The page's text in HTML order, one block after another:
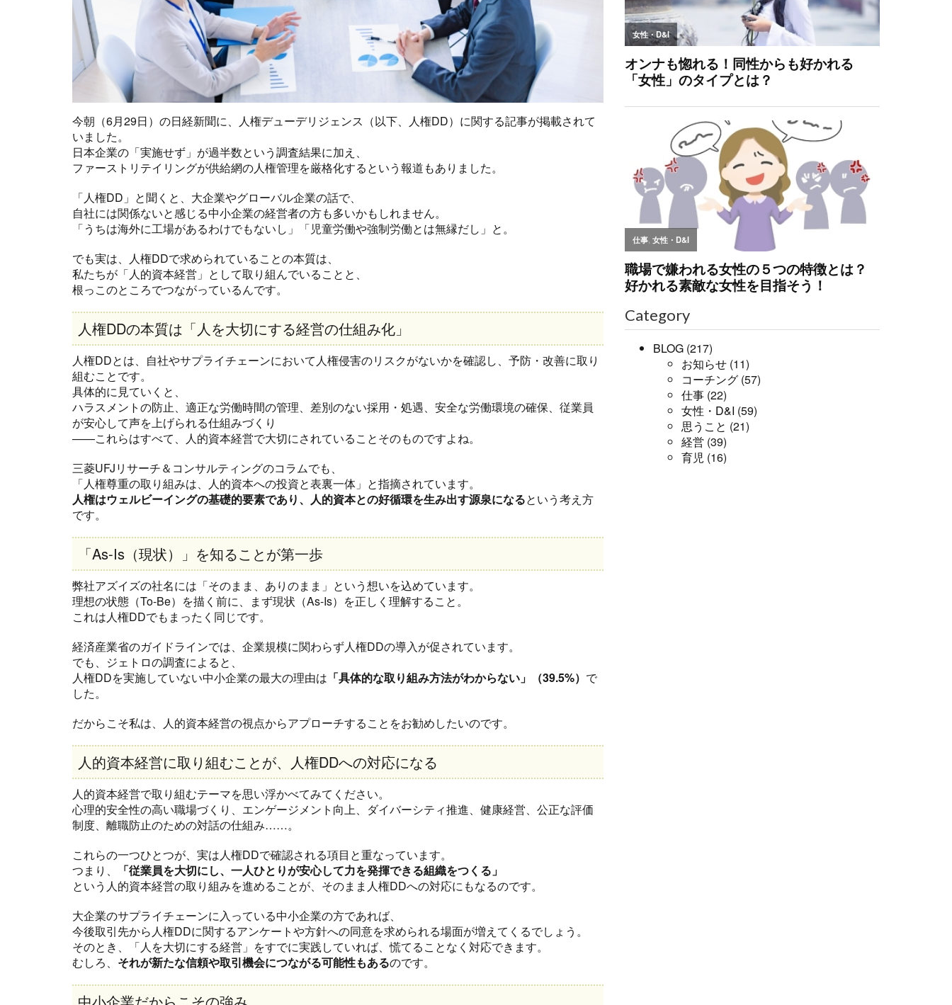
今朝（6月29日）の日経新聞に、人権デューデリジェンス（以下、人権DD）に関する記事が掲載されて
いました。
日本企業の「実施せず」が過半数という調査結果に加え、
ファーストリテイリングが供給網の人権管理を厳格化するという報道もありました。
「人権DD」と聞くと、大企業やグローバル企業の話で、
自社には関係ないと感じる中小企業の経営者の方も多いかもしれません。
「うちは海外に工場があるわけでもないし」「児童労働や強制労働とは無縁だし」と。
でも実は、人権DDで求められていることの本質は、
私たちが「人的資本経営」として取り組んでいることと、
根っこのところでつながっているんです。
人権DDの本質は「人を大切にする経営の仕組み化」
人権DDとは、自社やサプライチェーンにおいて人権侵害のリスクがないかを確認し、予防・改善に取り
組むことです。
具体的に見ていくと、
ハラスメントの防止、適正な労働時間の管理、差別のない採用・処遇、安全な労働環境の確保、従業員
が安心して声を上げられる仕組みづくり
——これらはすべて、人的資本経営で大切にされていることそのものですよね。
三菱UFJリサーチ＆コンサルティングのコラムでも、
「人権尊重の取り組みは、人的資本への投資と表裏一体」と指摘されています。
人権はウェルビーイングの基礎的要素であり、人的資本との好循環を生み出す源泉になるという考え方
です。
「As-Is（現状）」を知ることが第一歩
弊社アズイズの社名には「そのまま、ありのまま」という想いを込めています。
理想の状態（To-Be）を描く前に、まず現状（As-Is）を正しく理解すること。
これは人権DDでもまったく同じです。
経済産業省のガイドラインでは、企業規模に関わらず人権DDの導入が促されています。
でも、ジェトロの調査によると、
人権DDを実施していない中小企業の最大の理由は 「具体的な取り組み方法がわからない」（39.5%） で
した。
だからこそ私は、人的資本経営の視点からアプローチすることをお勧めしたいのです。
人的資本経営に取り組むことが、人権DDへの対応になる
人的資本経営で取り組むテーマを思い浮かべてみてください。
心理的安全性の高い職場づくり、エンゲージメント向上、ダイバーシティ推進、健康経営、公正な評価
制度、離職防止のための対話の仕組み……。
これらの一つひとつが、実は人権DDで確認される項目と重なっています。
つまり、
「従業員を大切にし、一人ひとりが安心して力を発揮できる組織をつくる」
という人的資本経営の取り組みを進めることが、そのまま人権DDへの対応にもなるのです。
大企業のサプライチェーンに入っている中小企業の方であれば、
今後取引先から人権DDに関するアンケートや方針への同意を求められる場面が増えてくるでしょう。
そのとき、「人を大切にする経営」をすでに実践していれば、慌てることなく対応できます。
むしろ、 それが新たな信頼や取引機会につながる可能性もあるのです。
Category
BLOG (217)
お知らせ (11)
コーチング (57)
仕事 (22)
女性・D&I (59)
思うこと (21)
経営 (39)
育児 (16)